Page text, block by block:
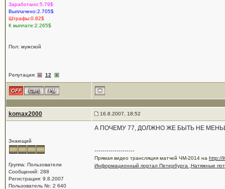
Заработано:5.79$
Выплачено:2.705$
Штрафы:0.82$
К выплате:2.265$
Пол: мужской
Репутация: 12
komax2000 16.8.2007, 18:52
Знающий
Группа: Пользователи
Сообщений: 288
Регистрация: 9.8.2007
Пользователь №: 2 640
А ПОЧЕМУ 77, ДОЛЖНО ЖЕ БЫТЬ НЕ
--------------------
Прямая видео трансляция матчей ЧМ-2014 на http://
Информационный портал Петербурга
Натяжные